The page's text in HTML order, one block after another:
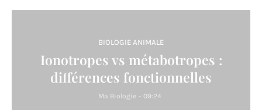
BIOLOGIE ANIMALE
Ionotropes vs métabotropes :
différences fonctionnelles
Ma Biologie - 09:24